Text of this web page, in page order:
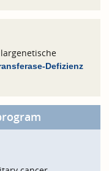
Defizienz